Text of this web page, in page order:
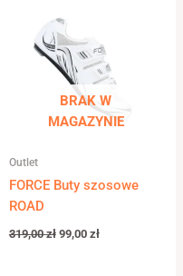
BRAK W
MAGAZYNIE
Outlet
FORCE Buty szosowe
ROAD
319,00zł
319,00 zł.
99,00 zł